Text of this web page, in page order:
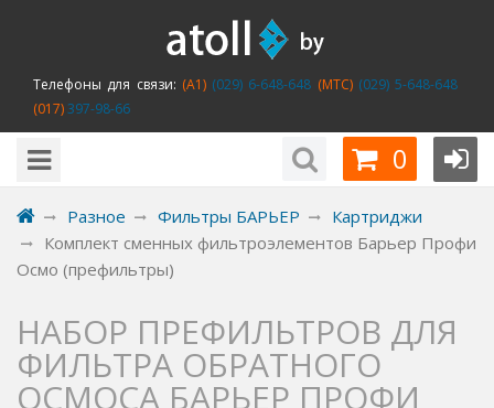
Телефоны для связи: (A1)(029) 6-648-648 (MTC)(029) 5-648-648
(017)397-98-66
0
Разное Фильтры БАРЬЕР
Картриджи
Комплект сменных фильтроэлементов Барьер Профи
Осмо (префильтры)
НАБОР ПРЕФИЛЬТРОВ ДЛЯ
ФИЛЬТРА ОБРАТНОГО
ОСМОСА БАРЬЕР ПРОФИ